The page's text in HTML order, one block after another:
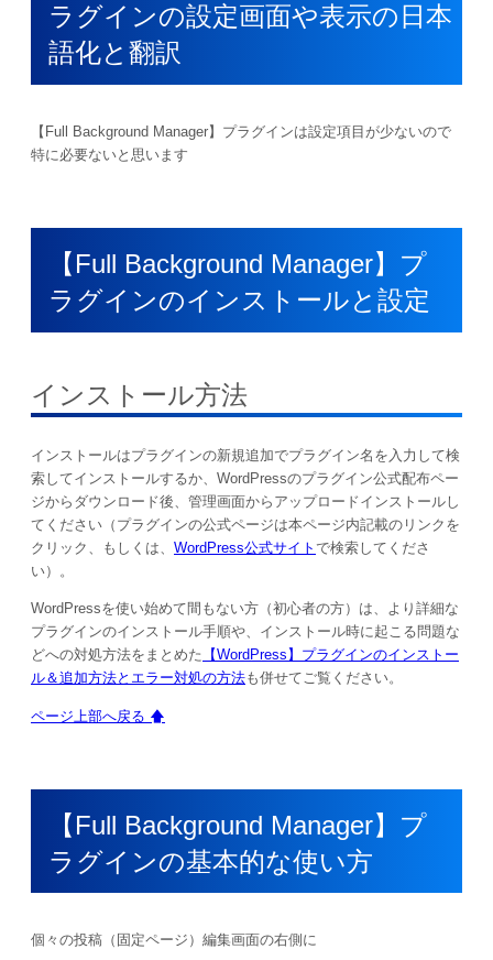
ラグインの設定画面や表示の日本
語化と翻訳
【Full Background Manager】プラグインは設定項目が少ないので
特に必要ないと思います
【Full Background Manager】プ
ラグインのインストールと設定
インストール方法
インストールはプラグインの新規追加でプラグイン名を入力して検
索してインストールするか、WordPressのプラグイン公式配布ペー
ジからダウンロード後、管理画面からアップロードインストールし
てください（プラグインの公式ページは本ページ内記載のリンクを
クリック、もしくは、 WordPress公式サイト で検索してくださ
い）。
WordPressを使い始めて間もない方（初心者の方）は、より詳細な
プラグインのインストール手順や、インストール時に起こる問題な
どへの対処方法をまとめた 【WordPress】プラグインのインストー
ル＆追加方法とエラー対処の方法も併せてご覧ください。
ページ上部へ戻る 🡅
【Full Background Manager】プ
ラグインの基本的な使い方
個々の投稿（固定ページ）編集画面の右側に